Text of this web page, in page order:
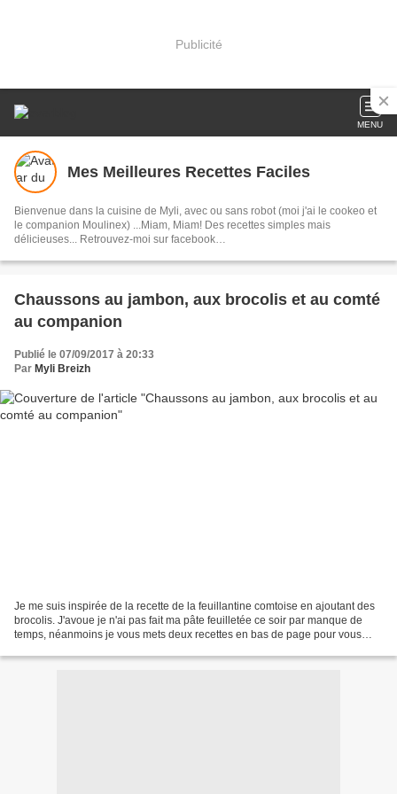
Publicité
MENU
Mes Meilleures Recettes Faciles
Bienvenue dans la cuisine de Myli, avec ou sans robot (moi j'ai le cookeo et
le companion Moulinex) ...Miam, Miam! Des recettes simples mais
délicieuses... Retrouvez-moi sur facebook
Chaussons au jambon, aux brocolis et au comté
au companion
Publié le 07/09/2017 à 20:33
Par Myli Breizh
Je me suis inspirée de la recette de la feuillantine comtoise en ajoutant des
brocolis. J'avoue je n'ai pas fait ma pâte feuilletée ce soir par manque de
temps, néanmoins je vous mets deux recettes en bas de page pour vous